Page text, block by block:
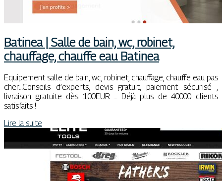
Batinea | Salle de bain, wc, robinet,
chauffage, chauffe eau Batinea
Equipement salle de bain, wc, robinet, chauffage, chauffe eau pas
cher…Conseils d’experts, devis gratuit, paiement sécurisé ,
livraison gratuite dès 100EUR … Déjà plus de 40000 clients
satisfaits !
Lire la suite